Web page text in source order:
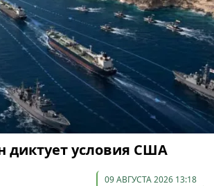
диктует условия США
09 АВГУСТА 2026 13:18